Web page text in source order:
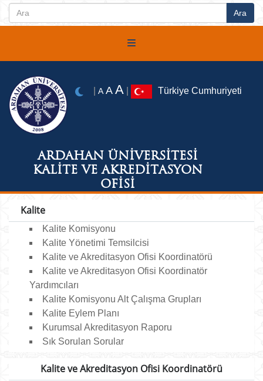
ARDAHAN ÜNİVERSİTESİ
KALİTE VE AKREDİTASYON
OFİSİ
A A A Türkiye Cumhuriyeti
Kalite
Kalite Komisyonu
Kalite Yönetimi Temsilcisi
Kalite ve Akreditasyon Ofisi Koordinatörü
Kalite ve Akreditasyon Ofisi Koordinatör
Yardımcıları
Kalite Komisyonu Alt Çalışma Grupları
Kalite Eylem Planı
Kurumsal Akreditasyon Raporu
Sık Sorulan Sorular
Kalite ve Akreditasyon Ofisi Koordinatörü